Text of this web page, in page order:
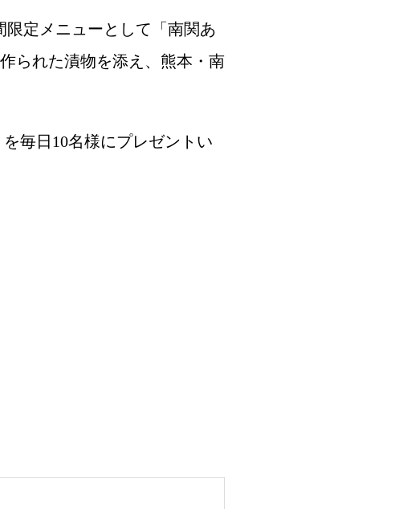
限定メニューとして「南関あ
られた漬物を添え、熊本・南
毎日10名様にプレゼントい